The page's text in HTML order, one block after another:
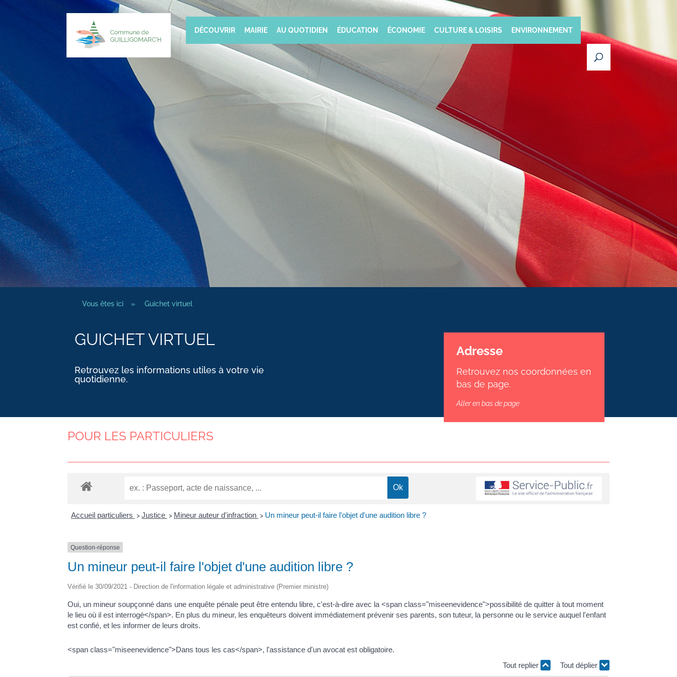
DÉCOUVRIR MAIRIE AU QUOTIDIEN ÉDUCATION ÉCONOMIE CULTURE & LOISIRS ENVIRONNEMENT
Vous êtes ici » Guichet virtuel
GUICHET VIRTUEL
Retrouvez les informations utiles à votre vie
quotidienne.
Adresse
Retrouvez nos coordonnées en
bas de page.
Aller en bas de page
POUR LES PARTICULIERS
Accueil particuliers > Justice > Mineur auteur d'infraction > Un mineur peut-il faire l'objet d'une audition libre ?
Question-réponse
Un mineur peut-il faire l'objet d'une audition libre ?
Vérifié le 30/09/2021 - Direction de l'information légale et administrative (Premier ministre)
Oui, un mineur soupçonné dans une enquête pénale peut être entendu libre, c'est-à-dire avec la <span class="miseenevidence">possibilité de quitter à tout moment
le lieu où il est interrogé</span>. En plus du mineur, les enquêteurs doivent immédiatement prévenir ses parents, son tuteur, la personne ou le service auquel l'enfant
est confié, et les informer de leurs droits.
<span class="miseenevidence">Dans tous les cas</span>, l'assistance d'un avocat est obligatoire.
Tout replier
Tout déplier